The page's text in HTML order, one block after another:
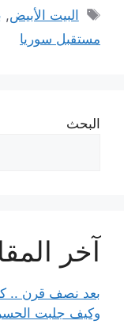
الوسوم
البيت الأبيض,
مستقبل سوريا
البحث
آخر
بعد نصف قرن ..
وكيف جلبت